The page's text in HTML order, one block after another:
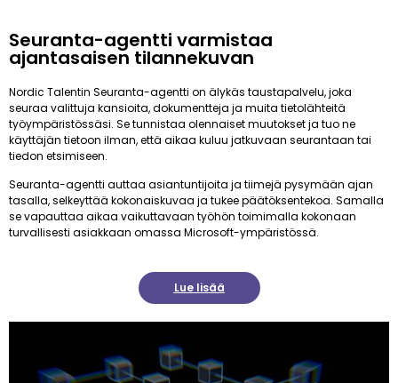
Seuranta-agentti varmistaa
ajantasaisen tilannekuvan
Nordic Talentin Seuranta-agentti on älykäs taustapalvelu, joka
seuraa valittuja kansioita, dokumentteja ja muita tietolähteitä
työympäristössäsi. Se tunnistaa olennaiset muutokset ja tuo ne
käyttäjän tietoon ilman, että aikaa kuluu jatkuvaan seurantaan tai
tiedon etsimiseen.
Seuranta-agentti auttaa asiantuntijoita ja tiimejä pysymään ajan
tasalla, selkeyttää kokonaiskuvaa ja tukee päätöksentekoa. Samalla
se vapauttaa aikaa vaikuttavaan työhön toimimalla kokonaan
turvallisesti asiakkaan omassa Microsoft-ympäristössä.
Lue lisää